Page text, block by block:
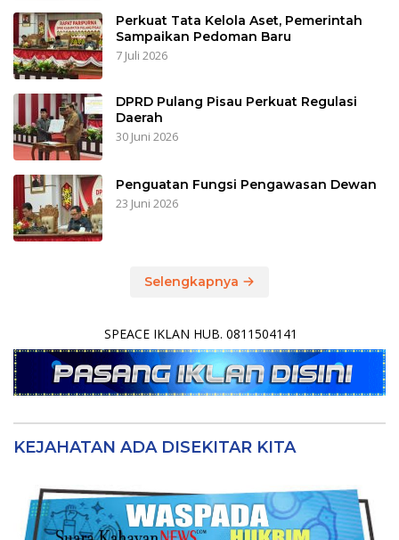
Perkuat Tata Kelola Aset, Pemerintah
Sampaikan Pedoman Baru
7 Juli 2026
DPRD Pulang Pisau Perkuat Regulasi
Daerah
30 Juni 2026
Penguatan Fungsi Pengawasan Dewan
23 Juni 2026
Selengkapnya
SPEACE IKLAN HUB. 0811504141
KEJAHATAN ADA DISEKITAR KITA